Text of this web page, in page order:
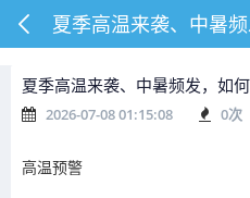
夏季高温来袭、中暑
夏季高温来袭、中暑频发，如何
2026-07-08 01:15:08 0次
高温预警